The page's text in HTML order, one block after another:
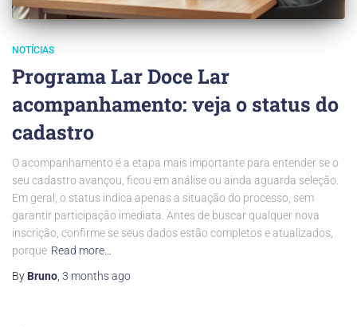
NOTÍCIAS
Programa Lar Doce Lar
acompanhamento: veja o status do
cadastro
O acompanhamento é a etapa mais importante para entender se o
seu cadastro avançou, ficou em análise ou ainda aguarda seleção.
Em geral, o status indica apenas a situação do processo, sem
garantir participação imediata. Antes de buscar qualquer nova
inscrição, confirme se seus dados estão completos e atualizados,
porque Read more…
By Bruno, 3 monthsago